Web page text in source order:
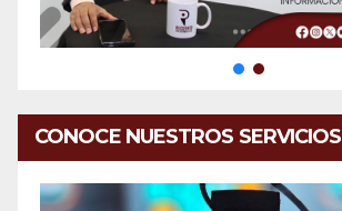
CONOCE NUESTROS SERVICIOS